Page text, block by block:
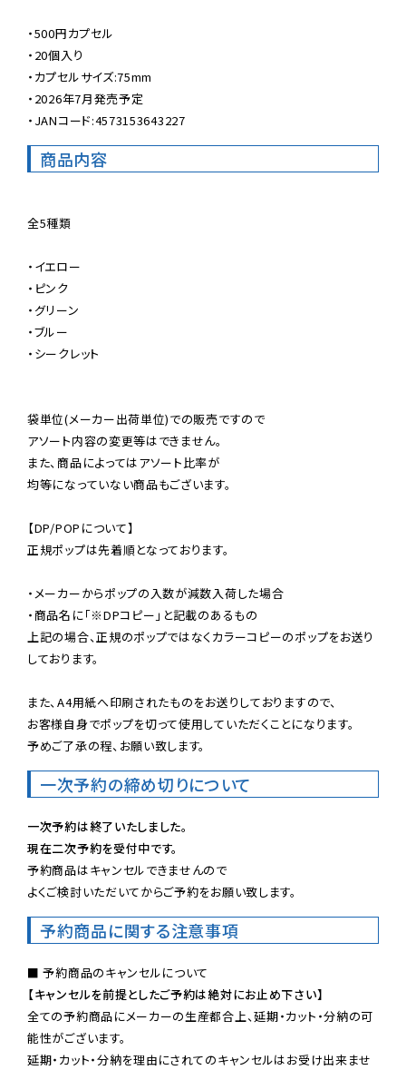
・500円カプセル
・20個入り
・カプセルサイズ:75mm
・2026年7月発売予定
・JANコード:4573153643227
商品内容
全5種類
・イエロー
・ピンク
・グリーン
・ブルー
・シークレット
袋単位(メーカー出荷単位)での販売ですので
アソート内容の変更等はできません。
また、商品によってはアソート比率が
均等になっていない商品もございます。
【DP/POPについて】
正規ポップは先着順となっております。
・メーカーからポップの入数が減数入荷した場合
・商品名に「※DPコピー」と記載のあるもの
上記の場合、正規のポップではなくカラーコピーのポップをお送り
しております。
また、A4用紙へ印刷されたものをお送りしておりますので、
お客様自身でポップを切って使用していただくことになります。
予めご了承の程、お願い致します。
一次予約の締め切りについて
一次予約は終了いたしました。
現在二次予約を受付中です。
予約商品はキャンセルできませんので
よくご検討いただいてからご予約をお願い致します。
予約商品に関する注意事項
【キャンセルを前提としたご予約は絶対にお止め下さい】
全ての予約商品にメーカーの生産都合上、延期・カット・分納の可
能性がございます。
延期・カット・分納を理由にされてのキャンセルはお受け出来ませ